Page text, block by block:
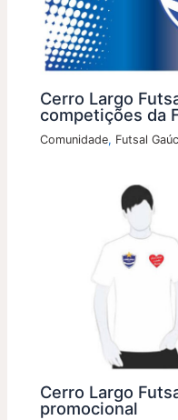
Cerro Largo
competições da
Comunidade, Futsal
Cerro Largo
promocional